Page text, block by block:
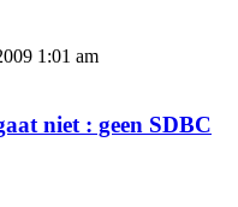
1:01 am
niet : geen SDBC